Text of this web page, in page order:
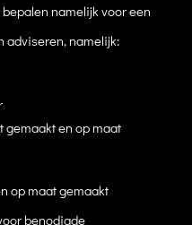
namelijk voor een
adviseren, namelijk:
gemaakt en op maat
op maat gemaakt
benodigde